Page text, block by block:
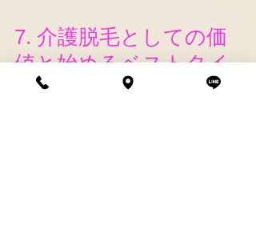
7. 介護脱毛としての価
値と始めるベストタイ
ミング